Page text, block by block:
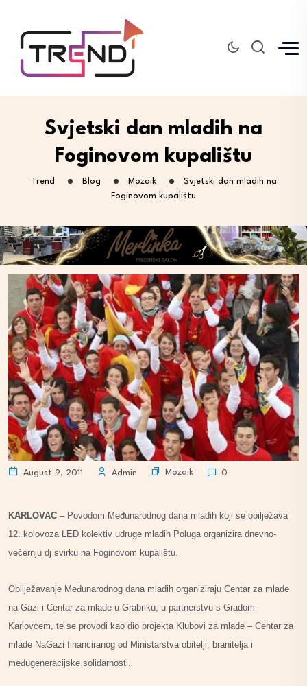
Svjetski dan mladih na
Foginovom kupalištu
Trend Blog Mozaik
Svjetski dan mladih na
Foginovom kupalištu
August 9, 2011 Admin Mozaik 0
KARLOVAC – Povodom Međunarodnog dana mladih koji se obilježava
12. kolovoza LED kolektiv udruge mladih Poluga organizira dnevno-
večernju dj svirku na Foginovom kupalištu.
Obilježavanje Međunarodnog dana mladih organiziraju Centar za mlade
na Gazi i Centar za mlade u Grabriku, u partnerstvu s Gradom
Karlovcem, te se provodi kao dio projekta Klubovi za mlade – Centar za
mlade NaGazi financiranog od Ministarstva obitelji, branitelja i
međugeneracijske solidarnosti.